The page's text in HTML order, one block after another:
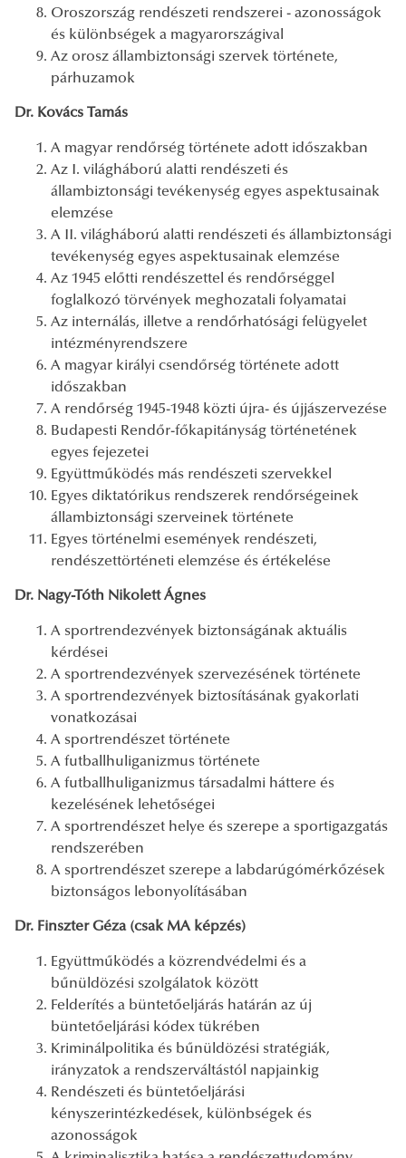
Oroszország rendészeti rendszerei - azonosságok
és különbségek a magyarországival
Az orosz állambiztonsági szervek története,
párhuzamok
Dr. Kovács Tamás
A magyar rendőrség története adott időszakban
Az I. világháború alatti rendészeti és
állambiztonsági tevékenység egyes aspektusainak
elemzése
A II. világháború alatti rendészeti és állambiztonsági
tevékenység egyes aspektusainak elemzése
Az 1945 előtti rendészettel és rendőrséggel
foglalkozó törvények meghozatali folyamatai
Az internálás, illetve a rendőrhatósági felügyelet
intézményrendszere
A magyar királyi csendőrség története adott
időszakban
A rendőrség 1945-1948 közti újra- és újjászervezése
Budapesti Rendőr-főkapitányság történetének
egyes fejezetei
Együttműködés más rendészeti szervekkel
Egyes diktatórikus rendszerek rendőrségeinek
állambiztonsági szerveinek története
Egyes történelmi események rendészeti,
rendészettörténeti elemzése és értékelése
Dr. Nagy-Tóth Nikolett Ágnes
A sportrendezvények biztonságának aktuális
kérdései
A sportrendezvények szervezésének története
A sportrendezvények biztosításának gyakorlati
vonatkozásai
A sportrendészet története
A futballhuliganizmus története
A futballhuliganizmus társadalmi háttere és
kezelésének lehetőségei
A sportrendészet helye és szerepe a sportigazgatás
rendszerében
A sportrendészet szerepe a labdarúgómérkőzések
biztonságos lebonyolításában
Dr. Finszter Géza (csak MA képzés)
Együttműködés a közrendvédelmi és a
bűnüldözési szolgálatok között
Felderítés a büntetőeljárás határán az új
büntetőeljárási kódex tükrében
Kriminálpolitika és bűnüldözési stratégiák,
irányzatok a rendszerváltástól napjainkig
Rendészeti és büntetőeljárási
kényszerintézkedések, különbségek és
azonosságok